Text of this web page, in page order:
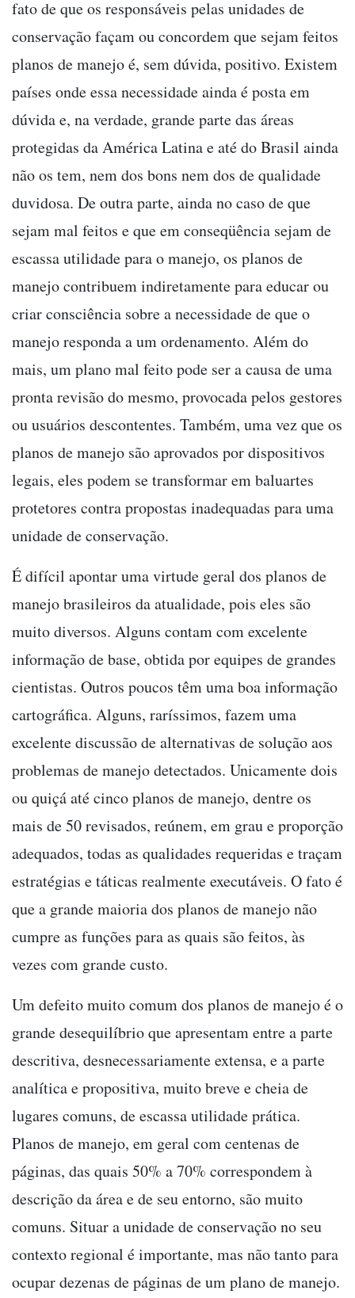
fato de que os responsáveis pelas unidades de
conservação façam ou concordem que sejam feitos
planos de manejo é, sem dúvida, positivo. Existem
países onde essa necessidade ainda é posta em
dúvida e, na verdade, grande parte das áreas
protegidas da América Latina e até do Brasil ainda
não os tem, nem dos bons nem dos de qualidade
duvidosa. De outra parte, ainda no caso de que
sejam mal feitos e que em conseqüência sejam de
escassa utilidade para o manejo, os planos de
manejo contribuem indiretamente para educar ou
criar consciência sobre a necessidade de que o
manejo responda a um ordenamento. Além do
mais, um plano mal feito pode ser a causa de uma
pronta revisão do mesmo, provocada pelos gestores
ou usuários descontentes. Também, uma vez que os
planos de manejo são aprovados por dispositivos
legais, eles podem se transformar em baluartes
protetores contra propostas inadequadas para uma
unidade de conservação.
É difícil apontar uma virtude geral dos planos de
manejo brasileiros da atualidade, pois eles são
muito diversos. Alguns contam com excelente
informação de base, obtida por equipes de grandes
cientistas. Outros poucos têm uma boa informação
cartográfica. Alguns, raríssimos, fazem uma
excelente discussão de alternativas de solução aos
problemas de manejo detectados. Unicamente dois
ou quiçá até cinco planos de manejo, dentre os
mais de 50 revisados, reúnem, em grau e proporção
adequados, todas as qualidades requeridas e traçam
estratégias e táticas realmente executáveis. O fato é
que a grande maioria dos planos de manejo não
cumpre as funções para as quais são feitos, às
vezes com grande custo.
Um defeito muito comum dos planos de manejo é o
grande desequilíbrio que apresentam entre a parte
descritiva, desnecessariamente extensa, e a parte
analítica e propositiva, muito breve e cheia de
lugares comuns, de escassa utilidade prática.
Planos de manejo, em geral com centenas de
páginas, das quais 50% a 70% correspondem à
descrição da área e de seu entorno, são muito
comuns. Situar a unidade de conservação no seu
contexto regional é importante, mas não tanto para
ocupar dezenas de páginas de um plano de manejo.